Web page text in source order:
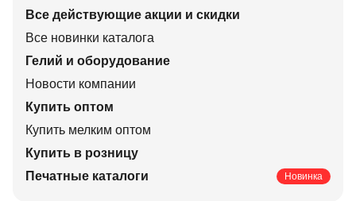
Все действующие акции и скидки
Все новинки каталога
Гелий и оборудование
Новости компании
Купить оптом
Купить мелким оптом
Купить в розницу
Печатные каталоги
Новинка